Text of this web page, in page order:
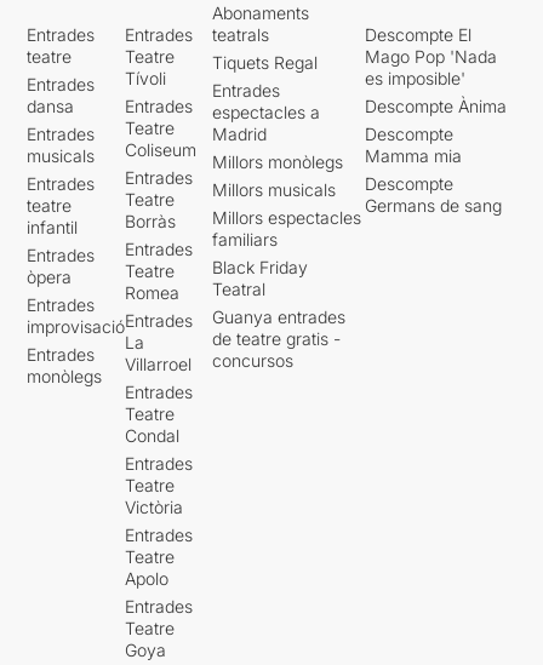
Entrades
teatre
Entrades
dansa
Entrades
musicals
Entrades
teatre
infantil
Entrades
òpera
Entrades
improvisació
Entrades
monòlegs
Entrades
Teatre
Tívoli
Entrades
Teatre
Coliseum
Entrades
Teatre
Borràs
Entrades
Teatre
Romea
Entrades
La
Villarroel
Entrades
Teatre
Condal
Entrades
Teatre
Victòria
Entrades
Teatre
Apolo
Entrades
Teatre
Goya
Abonaments
teatrals
Tiquets Regal
Entrades
espectacles a
Madrid
Millors monòlegs
Millors musicals
Millors espectacles
familiars
Black Friday
Teatral
Guanya entrades
de teatre gratis -
concursos
Descompte El
Mago Pop 'Nada
es imposible'
Descompte Ànima
Descompte
Mamma mia
Descompte
Germans de sang